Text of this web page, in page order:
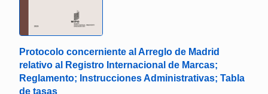
Protocolo concerniente al Arreglo de Madrid
relativo al Registro Internacional de Marcas;
Reglamento; Instrucciones Administrativas; Tabla
de tasas